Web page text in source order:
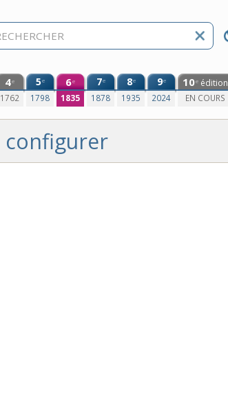
4e
1762
5e
1798
6e
1835
7e
1878
8e
1935
9e
2024
10e édition
EN COURS
configurer